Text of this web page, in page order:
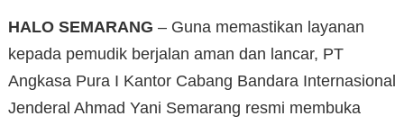
HALO SEMARANG – Guna memastikan layanan
kepada pemudik berjalan aman dan lancar, PT
Angkasa Pura I Kantor Cabang Bandara Internasional
Jenderal Ahmad Yani Semarang resmi membuka